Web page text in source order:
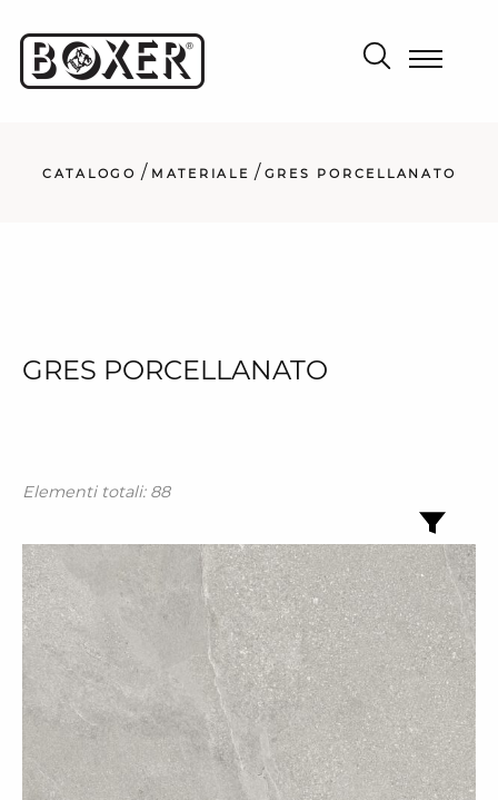
CATALOGO / MATERIALE / GRES PORCELLANATO
GRES PORCELLANATO
Elementi totali: 88